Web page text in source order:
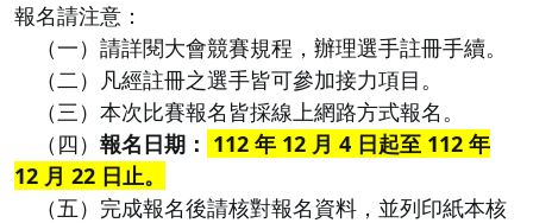
報名請注意：
（一）請詳閱大會競賽規程，辦理選手註冊手續。
（二）凡經註冊之選手皆可參加接力項目。
（三）本次比賽報名皆採線上網路方式報名。
（四） 報名日期： 112 年 12 月 4 日起至 112 年
12 月 22 日止。
（五）完成報名後請核對報名資料，並列印紙本核